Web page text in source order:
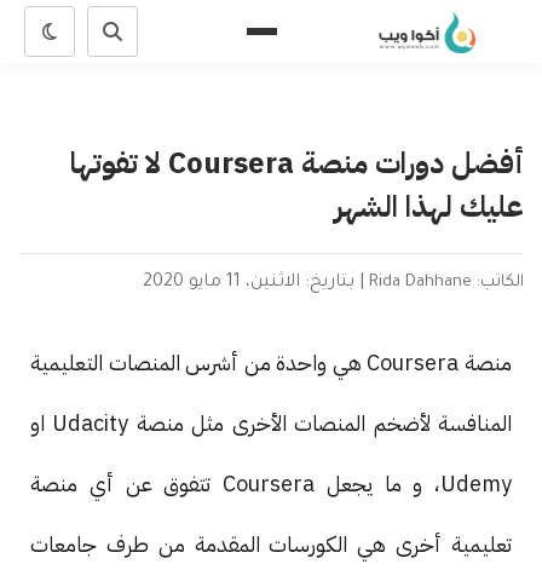
أفضل دورات منصة Coursera لا تفوتها
عليك لهذا الشهر
الكاتب: Rida Dahhane بتاريخ: الاثنين، 11 مايو 2020
منصة Coursera هي واحدة من أشرس المنصات التعليمية
المنافسة لأضخم المنصات الأخرى مثل منصة Udacity او
Udemy، و ما يجعل Coursera تتفوق عن أي منصة
تعليمية أخرى هي الكورسات المقدمة من طرف جامعات